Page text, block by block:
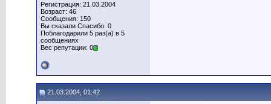
Регистрация: 21.03.2004
Возраст: 46
Сообщения: 150
Вы сказали Спасибо: 0
Поблагодарили 5 раз(а) в 5
сообщениях
Вес репутации: 0
21.03.2004, 01:42